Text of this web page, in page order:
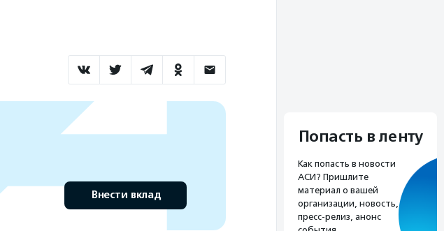
Внести вклад
Попасть в ленту
Как попасть в новости
АСИ? Пришлите
материал о вашей
организации, новость,
пресс-релиз, анонс